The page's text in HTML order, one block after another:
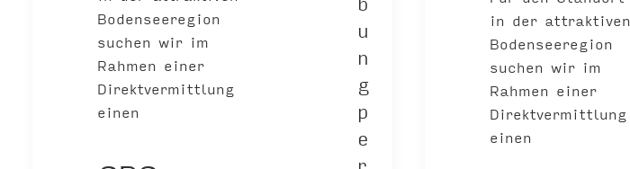
Bodenseeregion
suchen wir im
Rahmen einer
Direktvermittlung
einen
u
n
g
p
e
in der attraktiven
Bodenseeregion
suchen wir im
Rahmen einer
Direktvermittlung
einen